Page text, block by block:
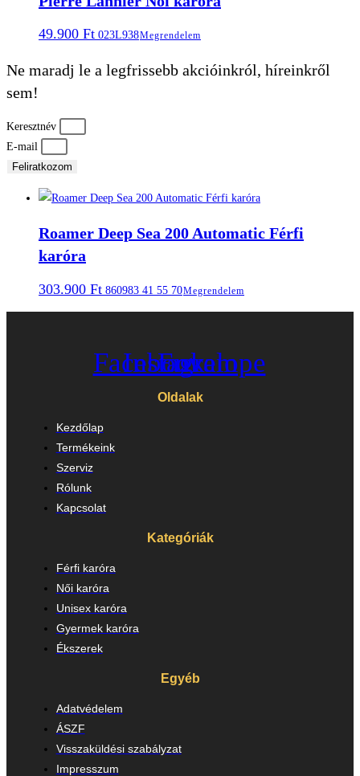
49.900 Ft 023L938Megrendelem
Ne maradj le a legfrissebb akcióinkról, híreinkről
sem!
Keresztnév
E-mail
Feliratkozom
Roamer Deep Sea 200 Automatic Férfi
karóra
303.900 Ft 860983 41 55 70Megrendelem
Facebook
Instagram
Envelope
Oldalak
Kezdőlap
Termékeink
Szerviz
Rólunk
Kapcsolat
Kategóriák
Férfi karóra
Női karóra
Unisex karóra
Gyermek karóra
Ékszerek
Egyéb
Adatvédelem
ÁSZF
Visszaküldési szabályzat
Impresszum